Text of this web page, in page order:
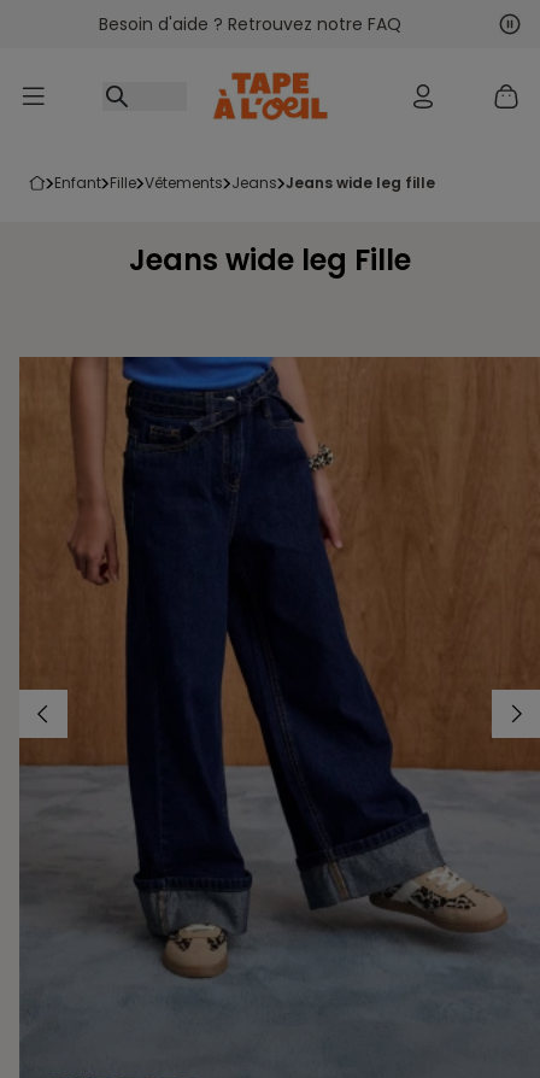
Accéder au contenu
Besoin d'aide ? Retrouvez notre FAQ
enfant fille vêtements jeans jeans wide leg fille
Jeans wide leg Fille